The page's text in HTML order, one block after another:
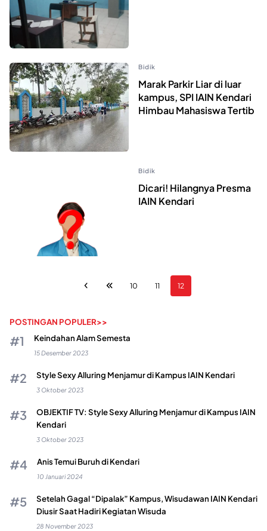
Bidik
Marak Parkir Liar di luar
kampus, SPI IAIN Kendari
Himbau Mahasiswa Tertib
Bidik
Dicari! Hilangnya Presma
IAIN Kendari
10 11 12
POSTINGAN POPULER>>
Keindahan Alam Semesta
15 Desember 2023
Style Sexy Alluring Menjamur di Kampus IAIN Kendari
3 Oktober 2023
OBJEKTIF TV: Style Sexy Alluring Menjamur di Kampus IAIN
Kendari
3 Oktober 2023
Anis Temui Buruh di Kendari
10 Januari 2024
Setelah Gagal “Dipalak” Kampus, Wisudawan IAIN Kendari
Diusir Saat Hadiri Kegiatan Wisuda
28 November 2023